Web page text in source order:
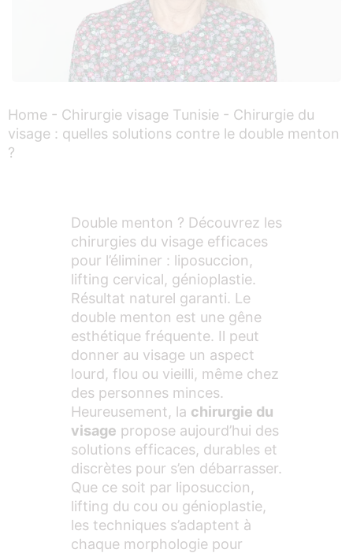
Home - Chirurgie visage Tunisie - Chirurgie du
visage : quelles solutions contre le double menton
?
Double menton ? Découvrez les
chirurgies du visage efficaces
pour l’éliminer : liposuccion,
lifting cervical, génioplastie.
Résultat naturel garanti. Le
double menton est une gêne
esthétique fréquente. Il peut
donner au visage un aspect
lourd, flou ou vieilli, même chez
des personnes minces.
Heureusement, la chirurgie du
visage propose aujourd’hui des
solutions efficaces, durables et
discrètes pour s’en débarrasser.
Que ce soit par liposuccion,
lifting du cou ou génioplastie,
les techniques s’adaptent à
chaque morphologie pour